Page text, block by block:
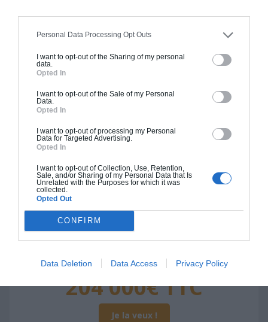
Personal Data Processing Opt Outs
I want to opt-out of the Sharing of my personal
data.
Opted In
I want to opt-out of the Sale of my Personal
Data.
Opted In
I want to opt-out of processing my Personal
Data for Targeted Advertising.
Opted In
I want to opt-out of Collection, Use, Retention,
Sale, and/or Sharing of my Personal Data that Is
Unrelated with the Purposes for which it was
collected.
Opted Out
CONFIRM
Data Deletion Data Access Privacy Policy
À partir de
177 000€ TTC
Chiffrage estimatif pour : Fondations et normes
standards. Construction en bloc coffrant isolant
(RT 2020). Finitions haut de gamme. Le prix "clé
en main" inclut le gros oeuvre et le second
oeuvre (cuisine, peinture, sols...), mais exclut
piscine, jardin et clôture.
À partir de
204 000€ TTC
Je la veux !